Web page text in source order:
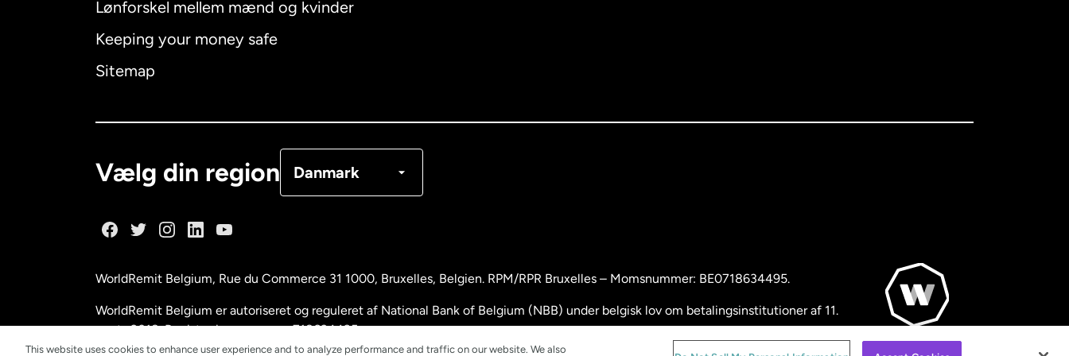
Lønforskel mellem mænd og kvinder
Keeping your money safe
Sitemap
Vælg din region Danmark
Australien
Malaysia
WorldRemit Belgium, Rue du Commerce 31 1000, Bruxelles, Belgien. RPM/RPR Bruxelles – Momsnummer: BE0718634495.
WorldRemit Belgium er autoriseret og reguleret af National Bank of Belgium (NBB) under belgisk lov om betalingsinstitutioner af 11.
marts 2018. Registreringsnummer: 718634495.
This website uses cookies to enhance user experience and to analyze performance and traffic on our website. We also